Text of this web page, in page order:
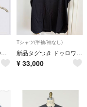
Drawer ドゥロワー Dプリント クルーネックTシャツ 白 コットン 日本製
Tシャツ(半袖/袖なし)
新品タグつき ドゥロワー tシャツ カットソー
¥ 33,000